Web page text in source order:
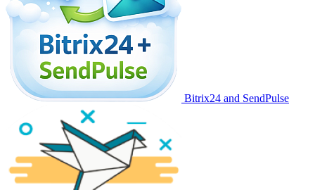
Bitrix24 and SendPulse